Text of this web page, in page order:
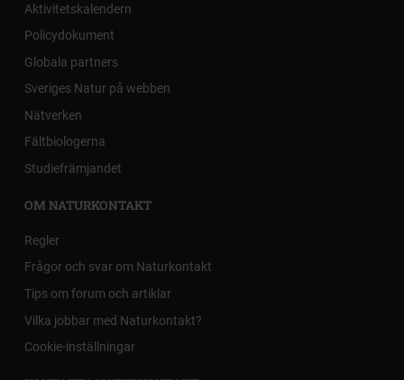
Aktivitetskalendern
Policydokument
Globala partners
Sveriges Natur på webben
Nätverken
Fältbiologerna
Studiefrämjandet
OM NATURKONTAKT
Regler
Frågor och svar om Naturkontakt
Tips om forum och artiklar
Vilka jobbar med Naturkontakt?
Cookie-inställningar